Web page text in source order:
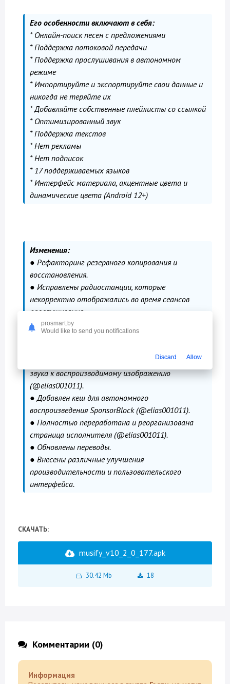
Его особенности включают в себя:
* Онлайн-поиск песен с предложениями
* Поддержка потоковой передачи
* Поддержка прослушивания в автономном
режиме
* Импортируйте и экспортируйте свои данные и
никогда не теряйте их
* Добавляйте собственные плейлисты со ссылкой
* Оптимизированный звук
* Поддержка текстов
* Нет рекламы
* Нет подписок
* 17 поддерживаемых языков
* Интерфейс материала, акцентные цвета и
динамические цвета (Android 12+)
Изменения:
● Рефакторинг резервного копирования и
восстановления.
● Исправлены радиостанции, которые
некорректно отображались во время сеансов
прослушивания.
● Добавлено 7 новых радиостанций.
● Улучшенная поддержка Android Auto (не
● Добавлен дополнительный значок качества
звука к воспроизводимому изображению
(@elias001011).
● Добавлен кеш для автономного
воспроизведения SponsorBlock (@elias001011).
● Полностью переработана и реорганизована
страница исполнителя (@elias001011).
● Обновлены переводы.
● Внесены различные улучшения
производительности и пользовательского
интерфейса.
СКАЧАТЬ:
musify_v10_2_0_177.apk
30.42 Mb 18
Комментарии (0)
Информация
prosmart.by
Would like to send you notifications
Discard Allow